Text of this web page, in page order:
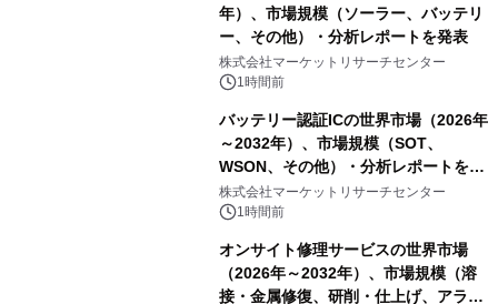
年）、市場規模（ソーラー、バッテリ
ー、その他）・分析レポートを発表
株式会社マーケットリサーチセンター
1時間前
バッテリー認証ICの世界市場（2026年
～2032年）、市場規模（SOT、
WSON、その他）・分析レポートを発
表
株式会社マーケットリサーチセンター
1時間前
オンサイト修理サービスの世界市場
（2026年～2032年）、市場規模（溶
接・金属修復、研削・仕上げ、アライ